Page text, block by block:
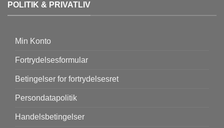
POLITIK & PRIVATLIV
Min Konto
Fortrydelsesformular
Betingelser for fortrydelsesret
Persondatapolitik
Handelsbetingelser